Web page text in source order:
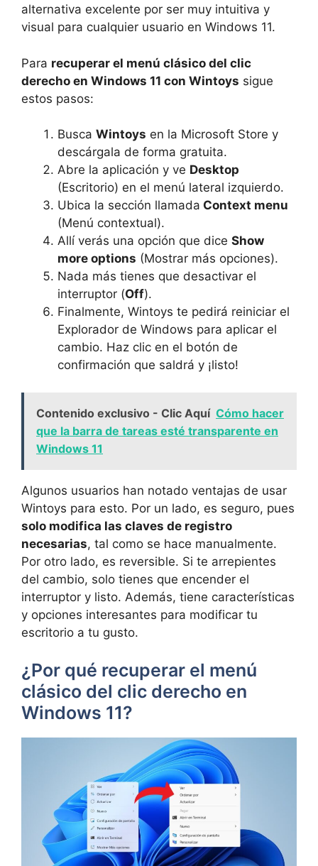
alternativa excelente por ser muy intuitiva y
visual para cualquier usuario en Windows 11.
Para recuperar el menú clásico del clic
derecho en Windows 11 con Wintoys sigue
estos pasos:
Busca Wintoys en la Microsoft Store y
descárgala de forma gratuita.
Abre la aplicación y ve Desktop
(Escritorio) en el menú lateral izquierdo.
Ubica la sección llamada Context menu
(Menú contextual).
Allí verás una opción que dice Show
more options (Mostrar más opciones).
Nada más tienes que desactivar el
interruptor (Off).
Finalmente, Wintoys te pedirá reiniciar el
Explorador de Windows para aplicar el
cambio. Haz clic en el botón de
confirmación que saldrá y ¡listo!
Contenido exclusivo - Clic Aquí Cómo hacer
que la barra de tareas esté transparente en
Windows 11
Algunos usuarios han notado ventajas de usar
Wintoys para esto. Por un lado, es seguro, pues
solo modifica las claves de registro
necesarias, tal como se hace manualmente.
Por otro lado, es reversible. Si te arrepientes
del cambio, solo tienes que encender el
interruptor y listo. Además, tiene características
y opciones interesantes para modificar tu
escritorio a tu gusto.
¿Por qué recuperar el menú
clásico del clic derecho en
Windows 11?